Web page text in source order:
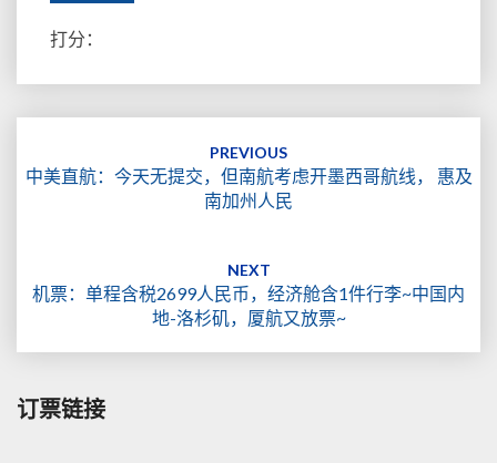
打分：
PREVIOUS
中美直航：今天无提交，但南航考虑开墨西哥航线， 惠及
南加州人民
NEXT
机票：单程含税2699人民币，经济舱含1件行李~中国内
地-洛杉矶，厦航又放票~
订票链接